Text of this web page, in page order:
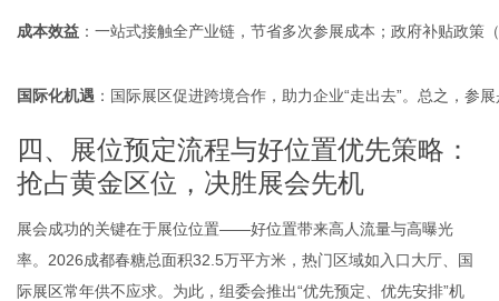
成本效益 ：一站式接触全产业链，节省多次参展成本；政府补贴政策
国际化机遇 ：国际展区促进跨境合作，助力企业“走出去”。总之，参
四、展位预定流程与好位置优先策略：
抢占黄金区位，决胜展会先机
展会成功的关键在于展位位置——好位置带来高人流量与高曝光
率。2026成都春糖总面积32.5万平方米，热门区域如入口大厅、国
际展区常年供不应求。为此，组委会推出“优先预定、优先安排”机